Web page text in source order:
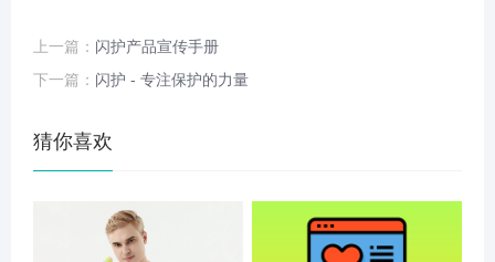
上一篇： 闪护产品宣传手册
下一篇： 闪护 - 专注保护的力量
猜你喜欢